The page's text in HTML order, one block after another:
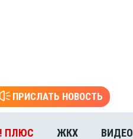
ПРИСЛАТЬ НОВОСТЬ
ПЛЮС ЖКХ ВИДЕО